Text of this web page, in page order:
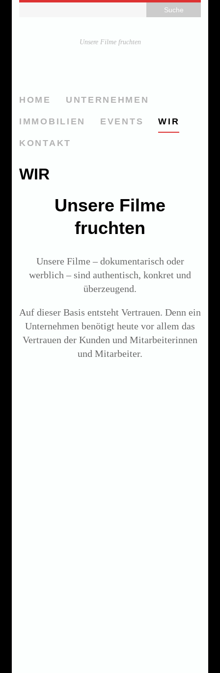
Unsere Filme fruchten
HOME UNTERNEHMEN
IMMOBILIEN EVENTS WIR
KONTAKT
WIR
Unsere Filme
fruchten
Unsere Filme – dokumentarisch oder
werblich – sind authentisch, konkret und
überzeugend.
Auf dieser Basis entsteht Vertrauen. Denn ein
Unternehmen benötigt heute vor allem das
Vertrauen der Kunden und Mitarbeiterinnen
und Mitarbeiter.